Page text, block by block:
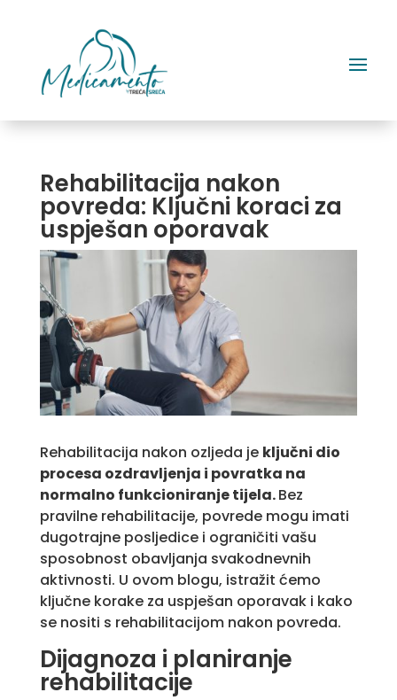
Rehabilitacija nakon
povreda: Ključni koraci za
uspješan oporavak
Rehabilitacija nakon ozljeda je ključni dio
procesa ozdravljenja i povratka na
normalno funkcioniranje tijela.Bez
pravilne rehabilitacije, povrede mogu imati
dugotrajne posljedice i ograničiti vašu
sposobnost obavljanja svakodnevnih
aktivnosti. U ovom blogu, istražit ćemo
ključne korake za uspješan oporavak i kako
se nositi s rehabilitacijom nakon povreda.
Dijagnoza i planiranje
rehabilitacije